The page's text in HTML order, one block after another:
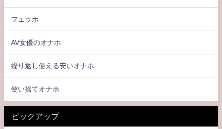
フェラホ
AV女優のオナホ
繰り返し使える安いオナホ
使い捨てオナホ
ピックアップ